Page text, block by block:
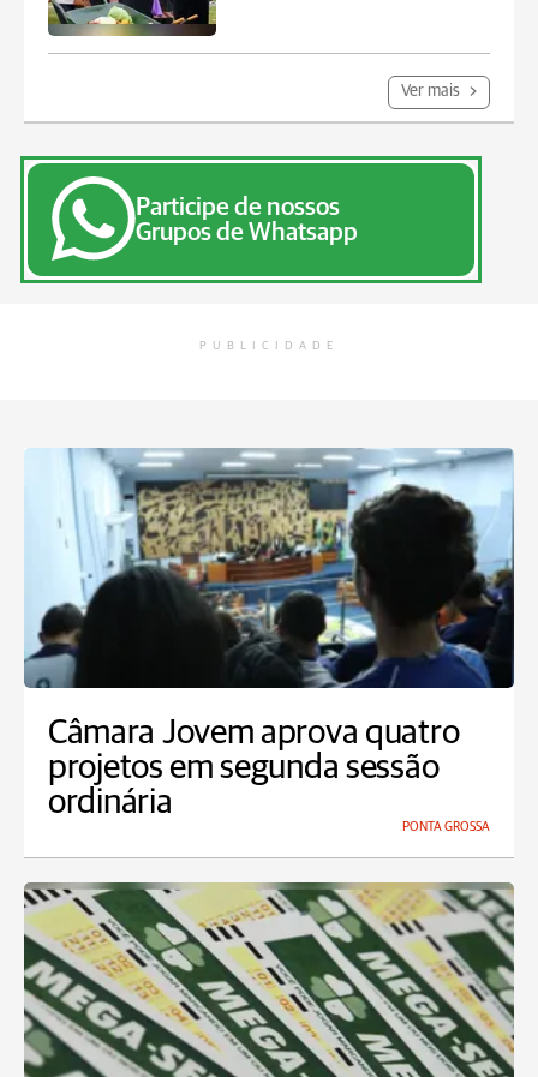
Ver mais
Participe de nossos
Grupos de Whatsapp
PUBLICIDADE
Câmara Jovem aprova quatro
projetos em segunda sessão
ordinária
PONTA GROSSA